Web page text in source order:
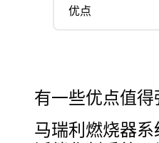
优点
有一些优点值得
马瑞利燃烧器